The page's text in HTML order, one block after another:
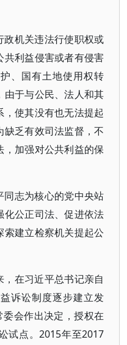
机关违法行使职权或
利益侵害或者有侵害
、国有土地使用权转
于与公民、法人和其
使其没有也无法提起
乏有效司法监督，不
加强对公共利益的保
志为核心的党中央站
公正司法、促进依法
建立检察机关提起公
在习近平总书记亲自
诉讼制度逐步建立发
会作出决定，授权在
试点。2015年至2017